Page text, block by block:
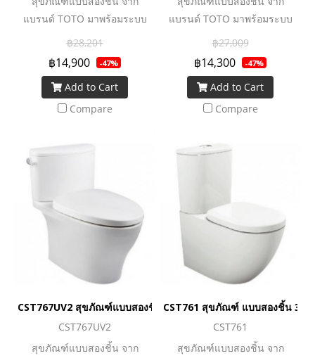
แบรนด์ TOTO มาพร้อมระบบ
ชำระล้างที่ทรงพลัง ทำความ
สะอาดหมดจด ทั้งยังประหยัดน้ำ
ยิ่งขึ้นด้วยเทคโนโลยี Water
Saving ช่วยเพิ่มประสิทธิภาพ
การชำระล้าง แต่ใช้ปริมาณน้ำ
ง่ายด้วยเทคโนโลยีการเคลือบ
สาร Cefiontect ที่พื้นผิวสุข
ของคราบสกปรกและเชื้อโรค
ถือได้ว่าเป็นอีกหนึ่งตัวเลือกดี ๆ
ของนวัตกรรมโถสุขภัณฑ์ที่มอบ
ความคุ้มค่าและตอบโจทย์การ
ใช้งานอย่างแท้จริง
฿28,201
฿14,900 -47%
Add to Cart
Compare
แบรนด์ TOTO มาพร้อมระบบ
ชำระล้างที่ทรงพลัง ทำความ
สะอาดหมดจด ทั้งยังประหยัดน้ำ
ยิ่งขึ้นด้วยเทคโนโลยี Water
Saving ช่วยเพิ่มประสิทธิภาพ
การชำระล้าง แต่ใช้ปริมาณน้ำ
ง่ายด้วยเทคโนโลยีการเคลือบ
สาร Cefiontect ที่พื้นผิวสุข
ถือได้ว่าเป็นอีกหนึ่งตัวเลือกดี ๆ
ของนวัตกรรมโถสุขภัณฑ์ที่มอบ
ความคุ้มค่าและตอบโจทย์การ
ใช้งานอย่างแท้จริง
฿27,009
฿14,300 -47%
Add to Cart
Compare
CST767UV2 สุขภัณฑ์แบบสองชิ้น 4.8 ลิตร
CST767UV2
สุขภัณฑ์แบบสองชิ้น จาก
CST761 สุขภัณฑ์ แบบสองชิ้น 3/
CST761
สุขภัณฑ์แบบสองชิ้น จาก